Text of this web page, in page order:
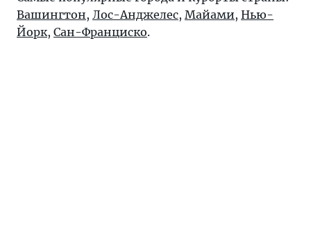
Вашингтон, Лос-Анджелес, Майами, Нью-
Йорк, Сан-Франциско.